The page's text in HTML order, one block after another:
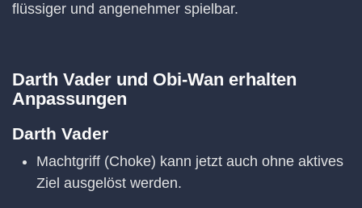
flüssiger und angenehmer spielbar.
Darth Vader und Obi-Wan erhalten
Anpassungen
Darth Vader
Machtgriff (Choke) kann jetzt auch ohne aktives
Ziel ausgelöst werden.